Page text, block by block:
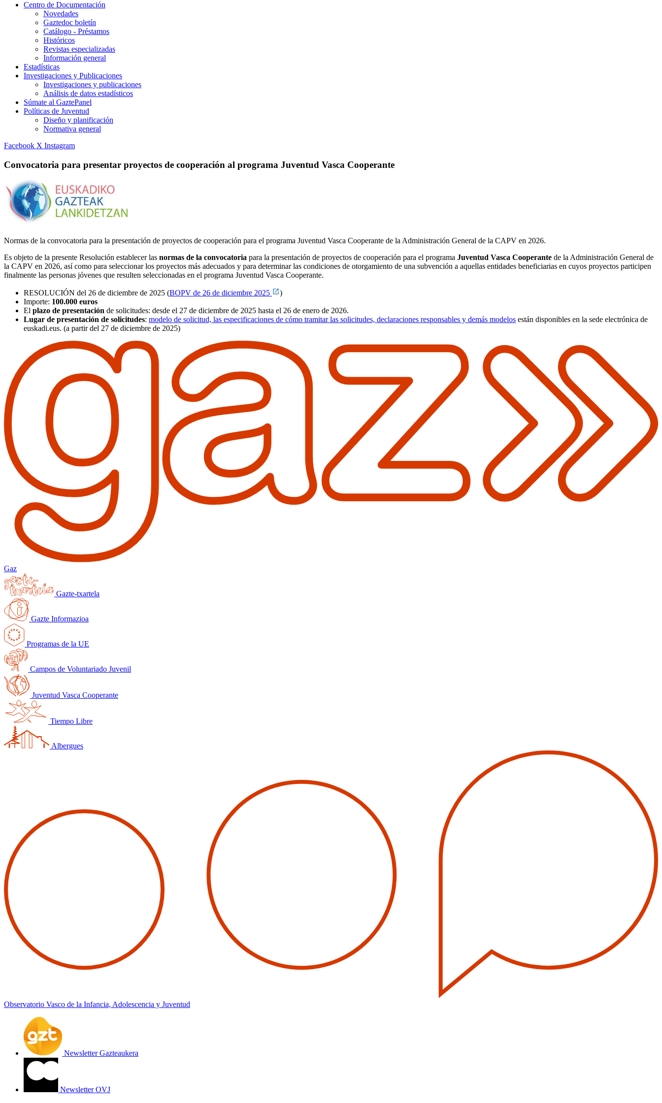
Centro de Documentación
Novedades
Gaztedoc boletín
Catálogo - Préstamos
Históricos
Revistas especializadas
Información general
Estadísticas
Investigaciones y Publicaciones
Investigaciones y publicaciones
Análisis de datos estadísticos
Súmate al GaztePanel
Políticas de Juventud
Diseño y planificación
Normativa general
Facebook X Instagram
Convocatoria para presentar proyectos de cooperación al programa Juventud Vasca Cooperante
Normas de la convocatoria para la presentación de proyectos de cooperación para el programa Juventud Vasca Cooperante de la Administración General de la CAPV en 2026.
Es objeto de la presente Resolución establecer las normas de la convocatoria para la presentación de proyectos de cooperación para el programa Juventud Vasca Cooperante de la Administración General de
la CAPV en 2026, así como para seleccionar los proyectos más adecuados y para determinar las condiciones de otorgamiento de una subvención a aquellas entidades beneficiarias en cuyos proyectos participen
finalmente las personas jóvenes que resulten seleccionadas en el programa Juventud Vasca Cooperante.
RESOLUCIÓN del 26 de diciembre de 2025 (BOPV de 26 de diciembre 2025
)
Importe: 100.000 euros
El plazo de presentación de solicitudes: desde el 27 de diciembre de 2025 hasta el 26 de enero de 2026.
Lugar de presentación de solicitudes: modelo de solicitud, las especificaciones de cómo tramitar las solicitudes, declaraciones responsables y demás modelos están disponibles en la sede electrónica de
euskadi.eus. (a partir del 27 de diciembre de 2025)
Gaz
Gazte-txartela
Gazte Informazioa
Programas de la UE
Campos de Voluntariado Juvenil
Juventud Vasca Cooperante
Tiempo Libre
Albergues
Observatorio Vasco de la Infancia, Adolescencia y Juventud
Newsletter Gazteaukera
Newsletter OVJ